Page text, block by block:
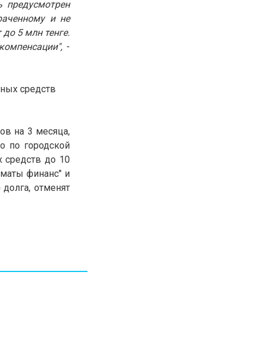
предусмотрен
и не
5 млн тенге.
-
средств
на 3 месяца,
по городской
средств до 10
финанс" и
отменят